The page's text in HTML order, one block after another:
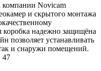
компании Novicam
и скрытого монтажа
надежно защищёна
позволяет устанавливать
и снаружи помещений.
47